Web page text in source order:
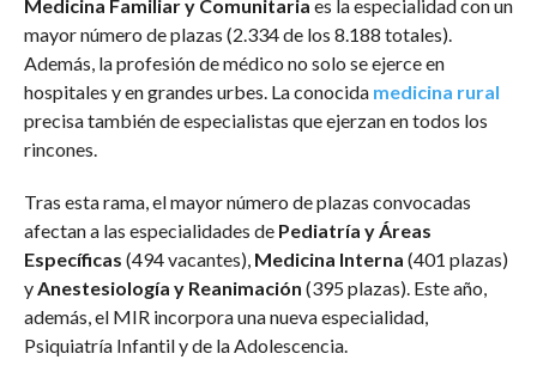
Medicina Familiar y Comunitaria es la especialidad con un
mayor número de plazas (2.334 de los 8.188 totales).
Además, la profesión de médico no solo se ejerce en
hospitales y en grandes urbes. La conocida medicina rural
precisa también de especialistas que ejerzan en todos los
rincones.
Tras esta rama, el mayor número de plazas convocadas
afectan a las especialidades de Pediatría y Áreas
Específicas (494 vacantes), Medicina Interna (401 plazas)
y Anestesiología y Reanimación (395 plazas). Este año,
además, el MIR incorpora una nueva especialidad,
Psiquiatría Infantil y de la Adolescencia.